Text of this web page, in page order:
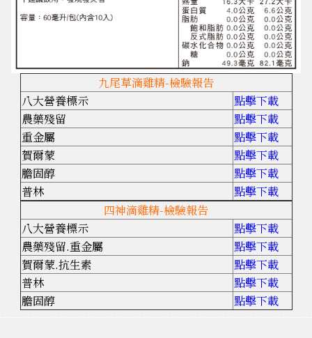
九尾草滴雞精-檢驗報告
八大營養標示
點擊下載
農藥殘留
點擊下載
重金屬
點擊下載
賀爾蒙
點擊下載
膽固醇
點擊下載
普林
點擊下載
四神滴雞精-檢驗報告
八大營養標示
點擊下載
農藥殘留.重金屬
點擊下載
賀爾蒙.抗生素
點擊下載
普林
點擊下載
膽固醇
點擊下載